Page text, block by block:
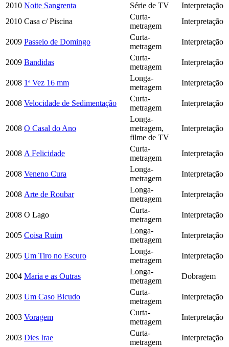
2010 Noite Sangrenta Série de TV
Interpretação
2010 Casa c/ Piscina
Curta-
metragem
Interpretação
2009 Passeio de Domingo
Curta-
metragem
Interpretação
2009 Bandidas
Curta-
metragem
Interpretação
2008 1ª Vez 16 mm
Longa-
metragem
Interpretação
2008 Velocidade de Sedimentação
Curta-
metragem
Interpretação
2008 O Casal do Ano
Longa-
metragem,
filme de TV
Interpretação
2008 A Felicidade
Curta-
metragem
Interpretação
2008 Veneno Cura
Longa-
metragem
Interpretação
2008 Arte de Roubar
Longa-
metragem
Interpretação
2008 O Lago
Curta-
metragem
Interpretação
2005 Coisa Ruim
Longa-
metragem
Interpretação
2005 Um Tiro no Escuro
Longa-
metragem
Interpretação
2004 Maria e as Outras
Longa-
metragem
Dobragem
2003 Um Caso Bicudo
Curta-
metragem
Interpretação
2003 Voragem
Curta-
metragem
Interpretação
2003 Dies Irae
Curta-
metragem
Interpretação